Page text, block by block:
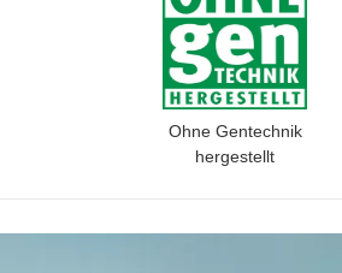
Ohne Gentechnik
hergestellt